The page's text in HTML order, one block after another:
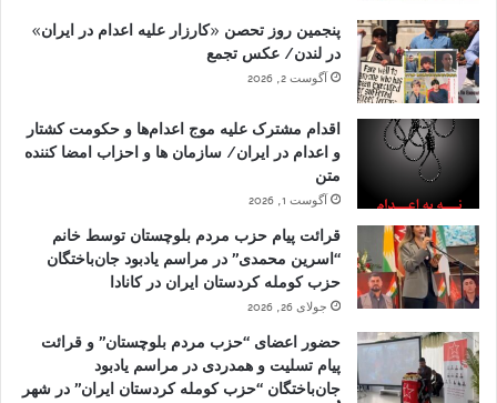
پنجمین روز تحصن «کارزار علیه اعدام در ایران»
در لندن/ عکس تجمع
آگوست 2, 2026
اقدام مشترک علیه موج اعدام‌ها و حکومت کشتار
و اعدام در ایران/ سازمان ها و احزاب امضا کننده
متن
آگوست 1, 2026
قرائت پیام حزب مردم بلوچستان توسط خانم
“اسرین محمدی” در مراسم یادبود جان‌باختگان
حزب کومله کردستان ایران در کانادا
جولای 26, 2026
حضور اعضای “حزب مردم بلوچستان” و قرائت
پیام تسلیت و همدردی در مراسم یادبود
جان‌باختگان “حزب کومله کردستان ایران” در شهر